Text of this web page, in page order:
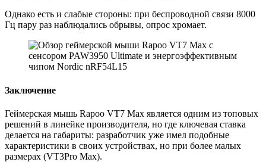
Однако есть и слабые стороны: при беспроводной связи 8000
Гц пару раз наблюдались обрывы, опрос хромает.
Заключение
Геймерская мышь Rapoo VT7 Max является одним из топовых
решений в линейке производителя, но где ключевая ставка
делается на габариты: разработчик уже имел подобные
характеристики в своих устройствах, но при более малых
размерах (VT3Pro Max).